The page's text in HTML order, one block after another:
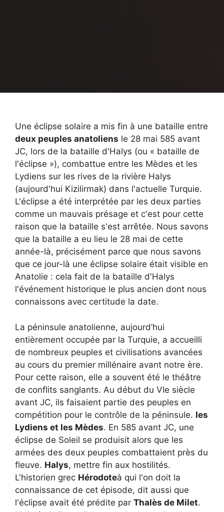
Une éclipse solaire a mis fin à une bataille entre
deux peuples anatoliens le 28 mai 585 avant
JC, lors de la bataille d'Halys (ou « bataille de
l'éclipse »), combattue entre les Mèdes et les
Lydiens sur les rives de la rivière Halys
(aujourd'hui Kizilirmak) dans l'actuelle Turquie.
L'éclipse a été interprétée par les deux parties
comme un mauvais présage et c'est pour cette
raison que la bataille s'est arrêtée. Nous savons
que la bataille a eu lieu le 28 mai de cette
année-là, précisément parce que nous savons
que ce jour-là une éclipse solaire était visible en
Anatolie : cela fait de la bataille d'Halys
l'événement historique le plus ancien dont nous
connaissons avec certitude la date.
La péninsule anatolienne, aujourd’hui
entièrement occupée par la Turquie, a accueilli
de nombreux peuples et civilisations avancées
au cours du premier millénaire avant notre ère.
Pour cette raison, elle a souvent été le théâtre
de conflits sanglants. Au début du VIe siècle
avant JC, ils faisaient partie des peuples en
compétition pour le contrôle de la péninsule. les
Lydiens et les Mèdes. En 585 avant JC, une
éclipse de Soleil se produisit alors que les
armées des deux peuples combattaient près du
fleuve. Halys, mettre fin aux hostilités.
L'historien grec Hérodoteà qui l'on doit la
connaissance de cet épisode, dit aussi que
l'éclipse avait été prédite par Thalès de Milet.